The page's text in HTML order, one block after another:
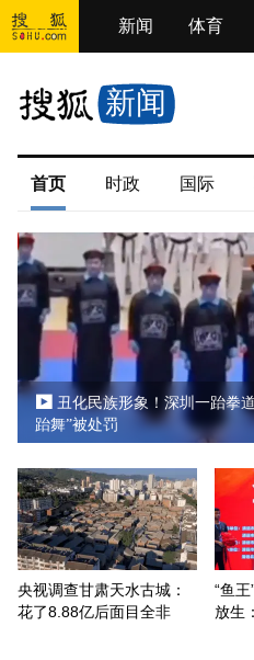
新闻 体育
新闻
首页 时政 国际
丑化民族形象！深圳一跆拳
跆舞”被处罚
央视调查甘肃天水古城：
花了8.88亿后面目全非
“鱼
放生